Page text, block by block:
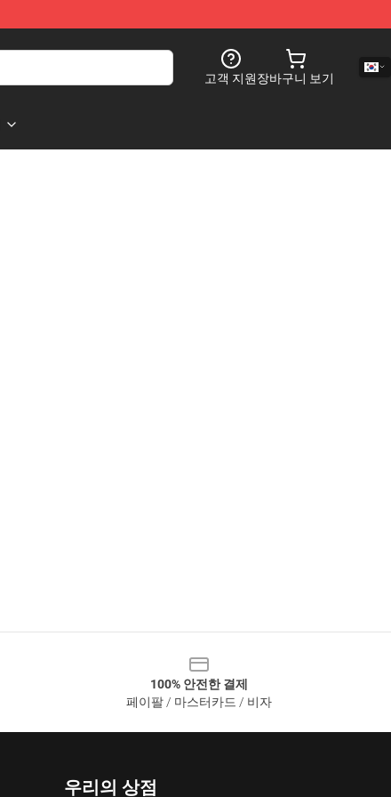
고객 지원장바구니 보기
100% 안전한 결제
페이팔 / 마스터카드 / 비자
우리의 상점